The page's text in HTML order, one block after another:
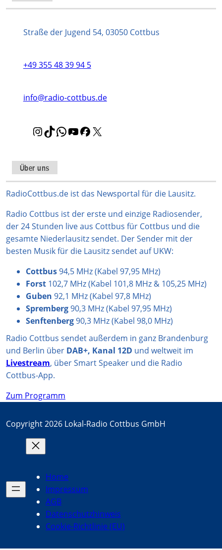
Straße der Jugend 54, 03050 Cottbus
+49 355 48 39 94 5
info@radio-cottbus.de
I
t
a
g
a
m
T
o
k
W
s
A
p
Y
u
b
F
b
o
k
Über uns
RadioCottbus.de ist das Newsportal für die Lausitz.
Radio Cottbus ist der erste und einzige Radiosender,
der 24 Stunden live aus Cottbus für Cottbus und die
gesamte Niederlausitz sendet. Der Sender mit der
besten Musik für die Lausitz sendet auf UKW:
Cottbus94,5 MHz (Kabel 97,95 MHz)
Forst 102,7 MHz (Kabel 101,8 MHz & 105,25 MHz)
Guben 92,1 MHz (Kabel 97,8 MHz)
Spremberg90,3 MHz (Kabel 97,95 MHz)
Senftenberg90,3 MHz (Kabel 98,0 MHz)
Radio Cottbus sendet außerdem in ganz Brandenburg
und Berlin über DAB+, Kanal 12D und weltweit im
Livestream, über Smart Speaker und die Radio
Cottbus-App.
Zum Programm
Copyright 2026 Lokal-Radio Cottbus GmbH
Home
Impressum
AGB
Datenschutzhinweis
Cookie-Richtlinie (EU)